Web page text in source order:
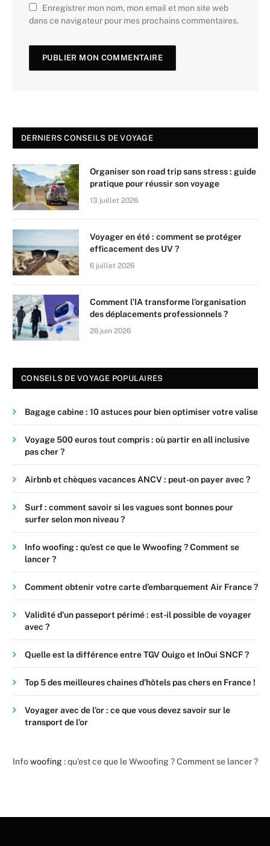
Enregistrer mon nom, mon email et mon site web
dans ce navigateur pour mes prochains commentaires.
DERNIERS CONSEILS DE VOYAGE
Organiser son road trip sans stress : guide
pratique pour réussir son voyage
13 juillet 2026
Voyager en été : comment se protéger
efficacement des UV ?
6 juillet 2026
Comment l’IA transforme l’organisation
des déplacements professionnels ?
26 juin 2026
CONSEILS DE VOYAGE POPULAIRES
Bagage cabine : 10 astuces pour bien optimiser votre valise
Voyage 500 euros tout compris : où partir en all inclusive
pas cher ?
Airbnb et chèques vacances ANCV : peut-on payer avec ?
Surf : comment savoir si les vagues sont bonnes pour
surfer selon mon niveau ?
Info woofing : qu’est ce que le Wwoofing ? Comment se
lancer ?
Comment obtenir votre carte d’embarquement Air France ?
Validité d’un passeport périmé : est-il possible de voyager
avec ?
Quelle est la différence entre TGV Ouigo et InOui SNCF ?
Top 5 des meilleures chaines d’hôtels pas chers en France !
Voyager avec de l’or : ce que vous devez savoir sur le
transport de l’or
Infowoofing: qu’est ce que le Wwoofing ? Comment se lancer ?